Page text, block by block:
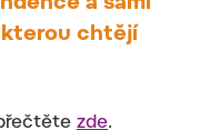
chtějí
zde.